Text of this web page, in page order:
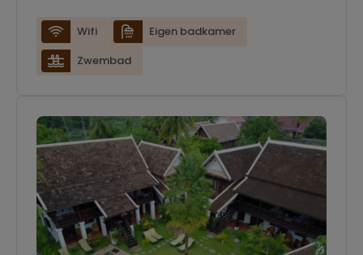
badkamer, airconditioning en gratis wifi.
Wifi
Eigen badkamer
Zwembad